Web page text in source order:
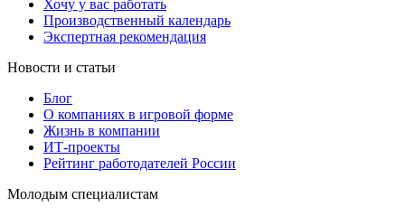
Хочу у вас работать
Производственный календарь
Экспертная рекомендация
Новости и статьи
Блог
О компаниях в игровой форме
Жизнь в компании
ИТ-проекты
Рейтинг работодателей России
Молодым специалистам